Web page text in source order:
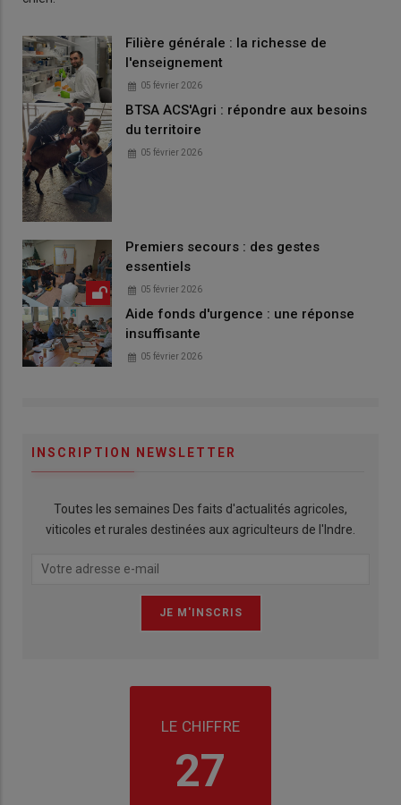
Filière générale : la richesse de
l'enseignement
05 février 2026
BTSA ACS'Agri : répondre aux besoins
du territoire
05 février 2026
Premiers secours : des gestes
essentiels
05 février 2026
Aide fonds d'urgence : une réponse
insuffisante
05 février 2026
INSCRIPTION NEWSLETTER
Toutes les semaines Des faits d'actualités agricoles,
viticoles et rurales destinées aux agriculteurs de l'Indre.
LE CHIFFRE
27